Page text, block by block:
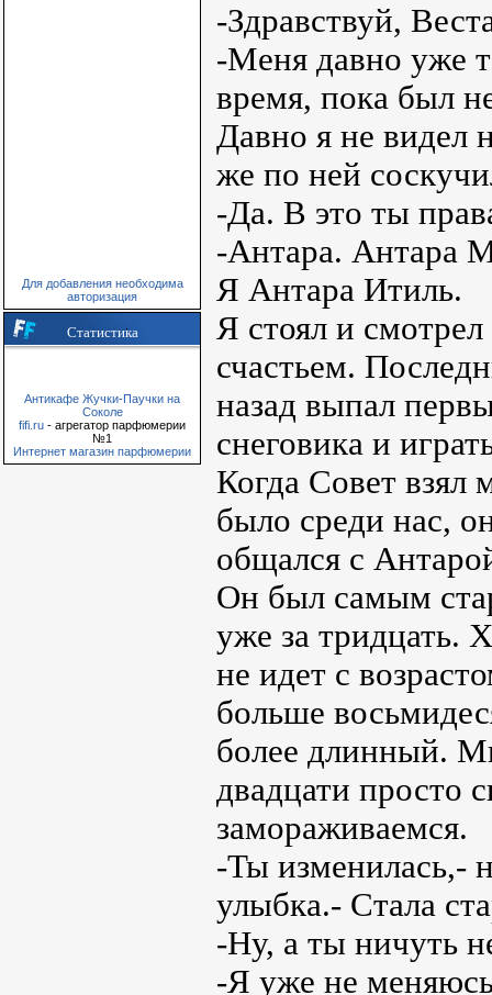
Для добавления необходима
авторизация
Статистика
Антикафе Жучки-Паучки на
Соколе
fifi.ru - агрегатор парфюмерии
№1
Интернет магазин парфюмерии
-Здравствуй,
-Меня давно уже
время, пока был
Давно я не видел
же по ней
-Да. В это ты
-Антара. Антара
Я Антара Итиль.
Я стоял и
счастьем.
назад выпал
снеговика и
Когда Совет взял
было среди нас,
общался с
Он был самым
уже за тридцать.
не идет с
больше
более длинный.
двадцати просто
замораживаемся.
-Ты изменилась,-
улыбка.- Стала
-Ну, а ты ничуть
-Я уже не